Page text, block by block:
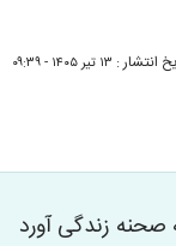
انتشار : ۱۳ تير ۱۴۰۵ - ۰۹:۳۹
صحنه زندگی آورد